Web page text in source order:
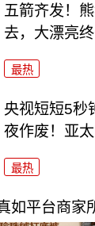
五箭齐发！
去，大漂亮
最热
央视短短5秒
夜作废！亚
最热
如平台商家